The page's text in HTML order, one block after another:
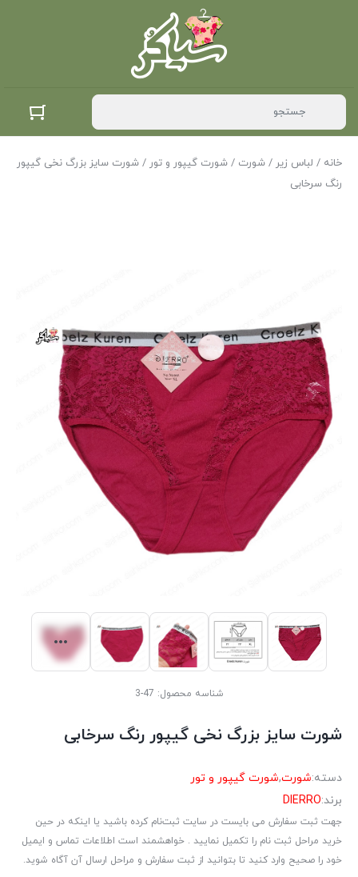
خانه / لباس زیر / شورت / شورت گیپور و تور / شورت سایز بزرگ نخی گیپور
رنگ سرخابی
شناسه محصول: 47-3
شورت سایز بزرگ نخی گیپور رنگ سرخابی
دسته:شورت,شورت گیپور و تور
برند:DIERRO
جهت ثبت سفارش می بایست در سایت ثبت‌نام کرده باشید یا اینکه در حین
خرید مراحل ثبت نام را تکمیل نمایید . خواهشمند است اطلاعات تماس و ایمیل
خود را صحیح وارد کنید تا بتوانید از ثبت سفارش و مراحل ارسال آن آگاه شوید.